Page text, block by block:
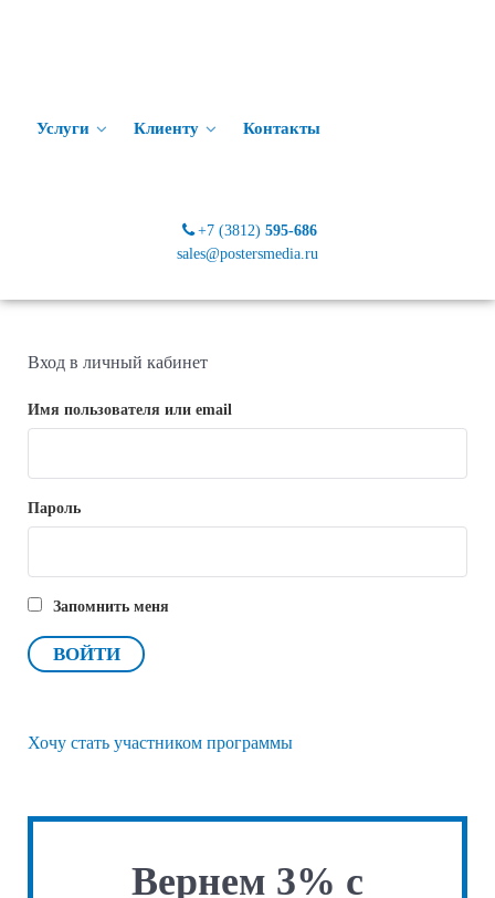
Услуги Клиенту Контакты
+7 (3812)595-686
sales@postersmedia.ru
Вход в личный кабинет
Имя пользователя или email
Пароль
Запомнить меня
Хочу стать участником программы
Вернем 3% с